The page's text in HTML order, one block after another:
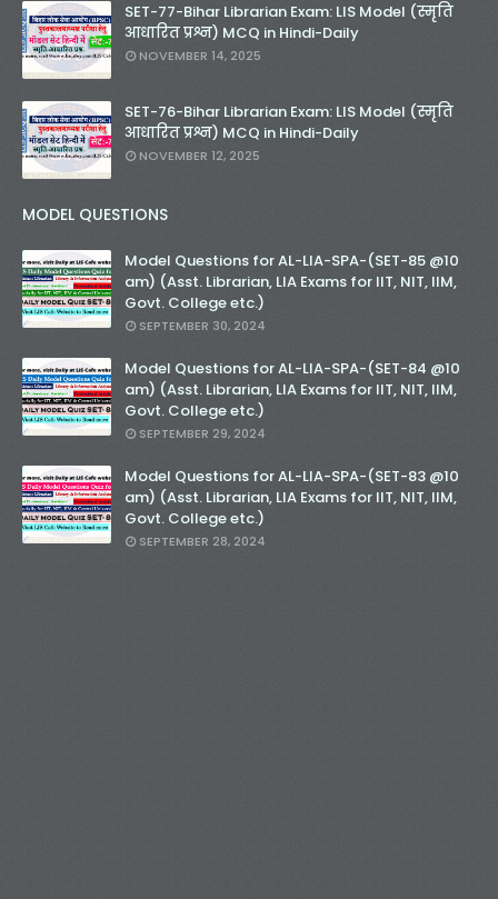
SET-77-Bihar Librarian Exam: LIS Model (स्मृति
आधारित प्रश्न) MCQ in Hindi-Daily
NOVEMBER 14, 2025
SET-76-Bihar Librarian Exam: LIS Model (स्मृति
आधारित प्रश्न) MCQ in Hindi-Daily
NOVEMBER 12, 2025
MODEL QUESTIONS
Model Questions for AL-LIA-SPA-(SET-85 @10
am) (Asst. Librarian, LIA Exams for IIT, NIT, IIM,
Govt. College etc.)
SEPTEMBER 30, 2024
Model Questions for AL-LIA-SPA-(SET-84 @10
am) (Asst. Librarian, LIA Exams for IIT, NIT, IIM,
Govt. College etc.)
SEPTEMBER 29, 2024
Model Questions for AL-LIA-SPA-(SET-83 @10
am) (Asst. Librarian, LIA Exams for IIT, NIT, IIM,
Govt. College etc.)
SEPTEMBER 28, 2024